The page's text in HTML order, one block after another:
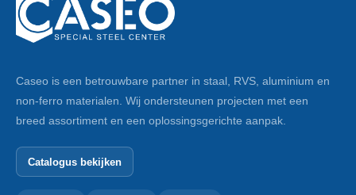
Caseo is een betrouwbare partner in staal, RVS, aluminium en
non-ferro materialen. Wij ondersteunen projecten met een
breed assortiment en een oplossingsgerichte aanpak.
Catalogus bekijken